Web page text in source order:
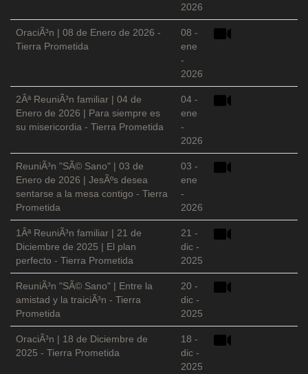
2026
OraciÃ³n | 08 de Enero de 2026 -
Tierra Prometida
08 -
ene
-
2026
2Âª ReuniÃ³n familiar | 04 de
Enero de 2026 | Para siempre es
su misericordia - Tierra Prometida
04 -
ene
-
2026
ReuniÃ³n "SÃ© Sano" | 03 de
Enero de 2026 | JesÃºs desea
sentarse a la mesa contigo - Tierra
Prometida
03 -
ene
-
2026
1Âª ReuniÃ³n familiar | 21 de
Diciembre de 2025 | El plan
perfecto - Tierra Prometida
21 -
dic -
2025
ReuniÃ³n "SÃ© Sano" | Entre la
amistad y la traiciÃ³n - Tierra
Prometida
20 -
dic -
2025
OraciÃ³n | 18 de Diciembre de
2025 - Tierra Prometida
18 -
dic -
2025